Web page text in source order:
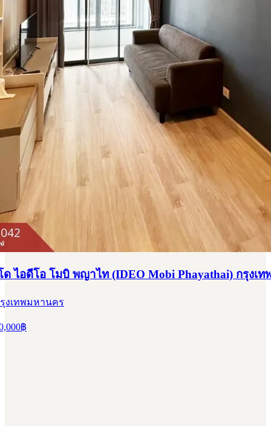
ไอดีโอ โมบิ พญาไท (IDEO Mobi Phayathai) กรุงเ
งเทพมหานคร
฿